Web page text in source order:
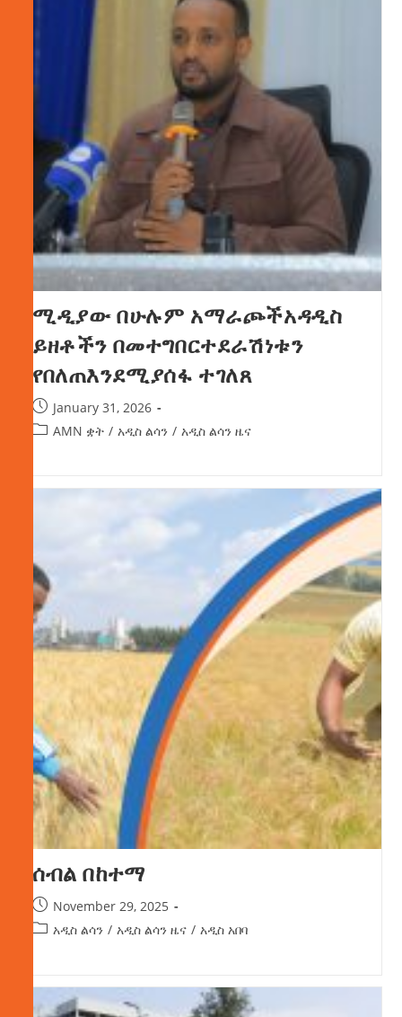
ሚዲያው በሁሉም አማራጮችአዳዲስ
ይዘቶችን በመተግበርተደራሽነቱን
የበለጠእንደሚያሰፋ ተገለጸ
January 31, 2026
AMN ቋት / አዲስ ልሳን / አዲስ ልሳን ዜና
ሰብል በከተማ
November 29, 2025
አዲስ ልሳን / አዲስ ልሳን ዜና / አዲስ አበባ